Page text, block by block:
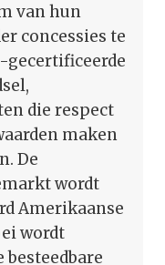
van hun
concessies te
gecertificeerde
die respect
maken
De
wordt
Amerikaanse
wordt